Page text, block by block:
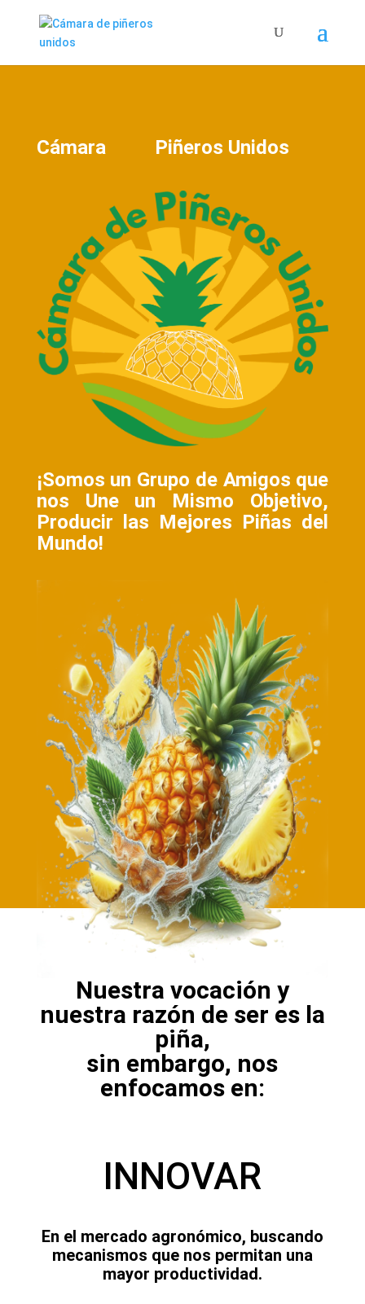
Cámara Piñeros Unidos
¡Somos un Grupo de Amigos que
nos Une un Mismo Objetivo,
Producir l as Mejores Piñas del
Mundo!
Nuestra vocación y
nuestra razón de ser es la
piña,
sin embargo, nos
enfocamos en:
INNOVAR
En el mercado agronómico, buscando
mecanismos que nos permitan una
mayor productividad.